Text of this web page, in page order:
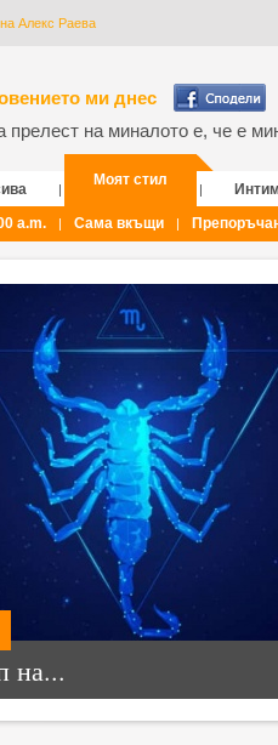
Алекс Раева
ми днес
прелест на миналото е, че е
|
Моят стил
|
a.m. | Сама вкъщи |
на...